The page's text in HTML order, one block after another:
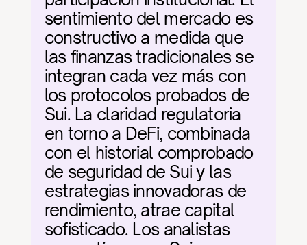
sentimiento del mercado es
constructivo a medida que
las finanzas tradicionales se
integran cada vez más con
los protocolos probados de
Sui. La claridad regulatoria
en torno a DeFi, combinada
con el historial comprobado
de seguridad de Sui y las
estrategias innovadoras de
rendimiento, atrae capital
sofisticado. Los analistas